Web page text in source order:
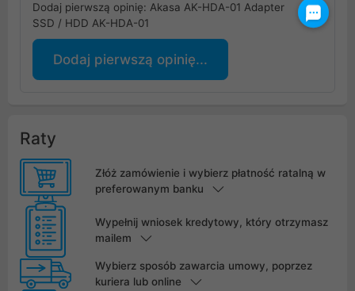
Dodaj pierwszą opinię: Akasa AK-HDA-01 Adapter
SSD / HDD AK-HDA-01
Dodaj pierwszą opinię...
Raty
Złóż zamówienie i wybierz płatność ratalną w
preferowanym banku
Wypełnij wniosek kredytowy, który otrzymasz
mailem
Wybierz sposób zawarcia umowy, poprzez
kuriera lub online